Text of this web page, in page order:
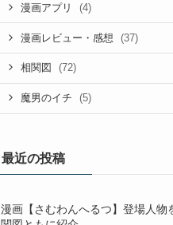
漫画アプリ (4)
漫画レビュー・感想 (37)
相関図 (72)
魔男のイチ (5)
最近の投稿
漫画【さむわんへるつ】登場人物